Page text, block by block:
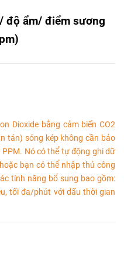
độ ẩm/ điểm sương
Dioxide bằng cảm biến CO2
tán) sóng kép không cần bảo
Nó có thể tự động ghi dữ
bạn có thể nhập thủ công
tính năng bổ sung bao gồm:
tối đa/phút với dấu thời gian